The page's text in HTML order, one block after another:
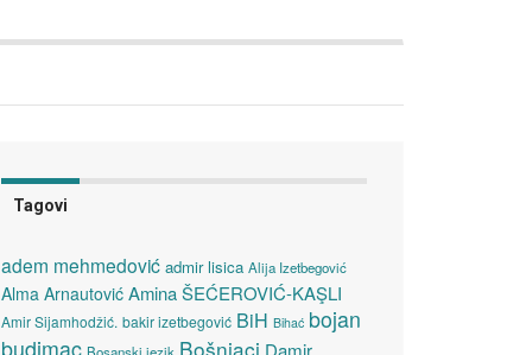
Tagovi
adem mehmedović admir lisica Alija Izetbegović
Alma Arnautović Amina ŠEĆEROVIĆ-KAŞLI
Amir Sijamhodžić. bakir izetbegović BiH Bihać bojan
budimac
Bošnjaci Damir